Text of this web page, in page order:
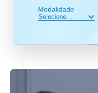
Modalidade